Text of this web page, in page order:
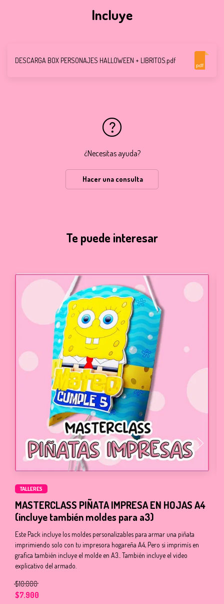
Incluye
DESCARGA BOX PERSONAJES HALLOWEEN + LIBRITOS.pdf
pdf
¿Necesitas ayuda?
Hacer una consulta
Te puede interesar
TALLERES
MASTERCLASS PIÑATA IMPRESA EN HOJAS A4
(incluye también moldes para a3)
Este Pack incluye los moldes personalizables para armar una piñata
imprimiendo solo con tu impresora hogareña A4, Pero si imprimís en
grafica también incluye el molde en A3.. También incluye el video
explicativo del armado.
$10.000
$7.900